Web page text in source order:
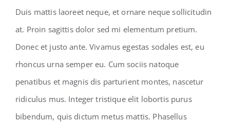
Duis mattis laoreet neque, et ornare neque sollicitudin
at. Proin sagittis dolor sed mi elementum pretium.
Donec et justo ante. Vivamus egestas sodales est, eu
rhoncus urna semper eu. Cum sociis natoque
penatibus et magnis dis parturient montes, nascetur
ridiculus mus. Integer tristique elit lobortis purus
bibendum, quis dictum metus mattis. Phasellus